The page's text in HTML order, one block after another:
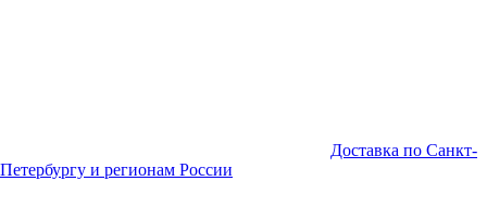
Доставка по Санкт-
Петербургу и регионам России